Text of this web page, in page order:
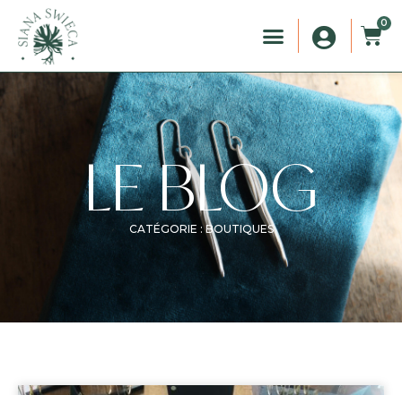
0
LE BLOG
CATÉGORIE : BOUTIQUES